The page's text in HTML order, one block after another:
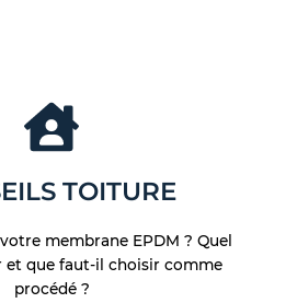
TOITURE
membrane EPDM ? Quel
et que faut-il choisir comme
procédé ?